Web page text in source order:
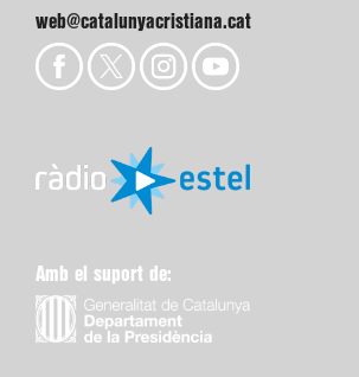
web@catalunyacristiana.cat
Amb el suport de: